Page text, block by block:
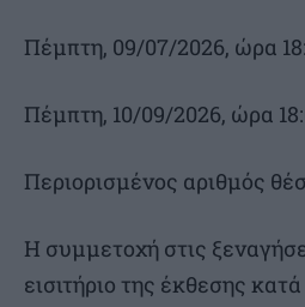
Πέμπτη, 09/07/2026, ώρα
Πέμπτη, 10/09/2026, ώρα
Περιορισμένος αριθμός
Η συμμετοχή στις
εισιτήριο της έκθεσης κατά